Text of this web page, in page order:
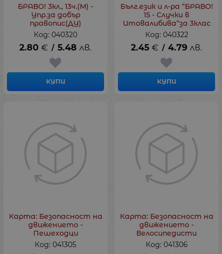
БРАВО! 3кл., 13ч.(М) -
Упр.за добър
правопис(ДУ)
Код: 040320
2.80 € / 5.48 лв.
КУПИ
Бълг.език и л-ра “БРАВО!
15 - Случки в
Итовалибива“за 3клас
Код: 040322
2.45 € / 4.79 лв.
КУПИ
Карта: Безопасност на
движението -
Пешеходци
Код: 041305
Карта: Безопасност на
движението -
Велосипедисти
Код: 041306